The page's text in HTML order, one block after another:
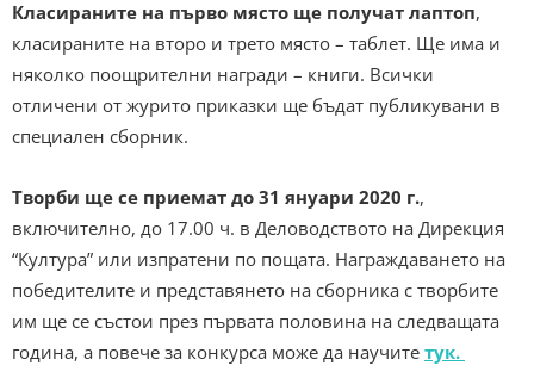
Класираните на първо място ще получат лаптоп,
класираните на второ и трето място – таблет. Ще има и
няколко поощрителни награди – книги. Всички
отличени от журито приказки ще бъдат публикувани в
специален сборник.
Творби ще се приемат до 31 януари 2020 г.,
включително, до 17.00 ч. в Деловодството на Дирекция
“Култура” или изпратени по пощата. Награждаването на
победителите и представянето на сборника с творбите
им ще се състои през първата половина на следващата
година, а повече за конкурса може да научите тук.